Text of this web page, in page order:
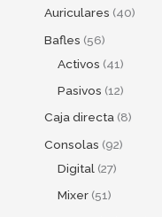
Auriculares 40
Bafles 56
Activos 41
Pasivos 12
Caja directa 8
Consolas 92
Digital 27
Mixer 51